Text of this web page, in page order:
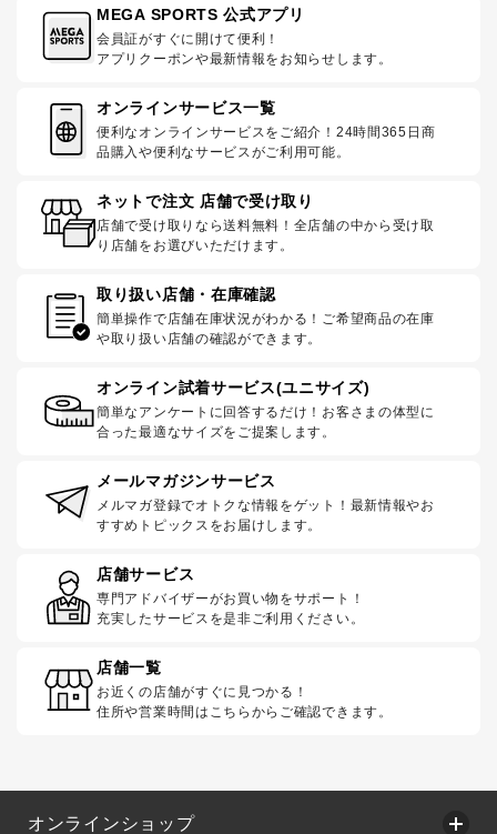
MEGA SPORTS 公式アプリ
会員証がすぐに開けて便利！
アプリクーポンや最新情報をお知らせします。
オンラインサービス一覧
便利なオンラインサービスをご紹介！24時間365日商
品購入や便利なサービスがご利用可能。
ネットで注文 店舗で受け取り
店舗で受け取りなら送料無料！全店舗の中から受け取
り店舗をお選びいただけます。
取り扱い店舗・在庫確認
簡単操作で店舗在庫状況がわかる！ご希望商品の在庫
や取り扱い店舗の確認ができます。
オンライン試着サービス(ユニサイズ)
簡単なアンケートに回答するだけ！お客さまの体型に
合った最適なサイズをご提案します。
メールマガジンサービス
メルマガ登録でオトクな情報をゲット！最新情報やお
すすめトピックスをお届けします。
店舗サービス
専門アドバイザーがお買い物をサポート！
充実したサービスを是非ご利用ください。
店舗一覧
お近くの店舗がすぐに見つかる！
住所や営業時間はこちらからご確認できます。
オンラインショップ